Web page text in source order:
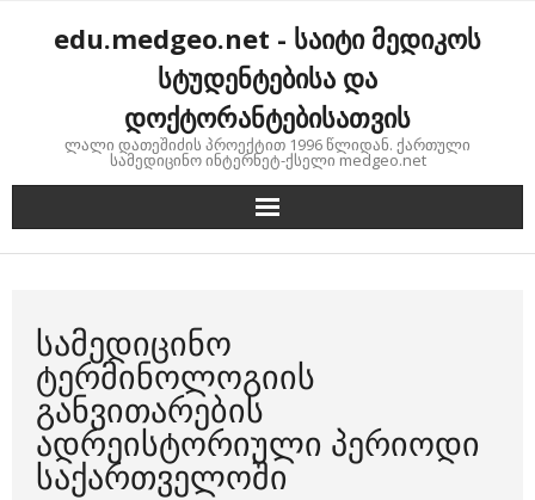
edu.medgeo.net - საიტი მედიკოს
სტუდენტებისა და
დოქტორანტებისათვის
ლალი დათეშიძის პროექტით 1996 წლიდან. ქართული
სამედიცინო ინტერნეტ-ქსელი medgeo.net
ᲡᲐᲛᲔᲓᲘᲪᲘᲜᲝ
ᲢᲔᲠᲛᲘᲜᲝᲚᲝᲒᲘᲘᲡ
ᲒᲐᲜᲕᲘᲗᲐᲠᲔᲑᲘᲡ
ᲐᲓᲠᲔᲘᲡᲢᲝᲠᲘᲣᲚᲘ ᲞᲔᲠᲘᲝᲓᲘ
ᲡᲐᲥᲐᲠᲗᲕᲔᲚᲝᲨᲘ